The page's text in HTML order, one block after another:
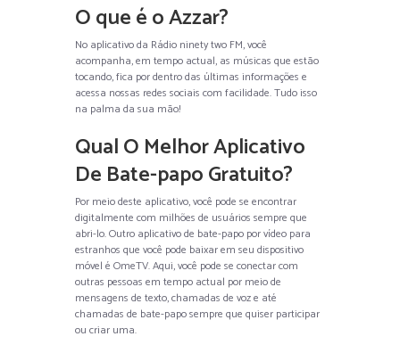
O que é o Azzar?
No aplicativo da Rádio ninety two FM, você
acompanha, em tempo actual, as músicas que estão
tocando, fica por dentro das últimas informações e
acessa nossas redes sociais com facilidade. Tudo isso
na palma da sua mão!
Qual O Melhor Aplicativo
De Bate-papo Gratuito?
Por meio deste aplicativo, você pode se encontrar
digitalmente com milhões de usuários sempre que
abri-lo. Outro aplicativo de bate-papo por vídeo para
estranhos que você pode baixar em seu dispositivo
móvel é OmeTV. Aqui, você pode se conectar com
outras pessoas em tempo actual por meio de
mensagens de texto, chamadas de voz e até
chamadas de bate-papo sempre que quiser participar
ou criar uma.